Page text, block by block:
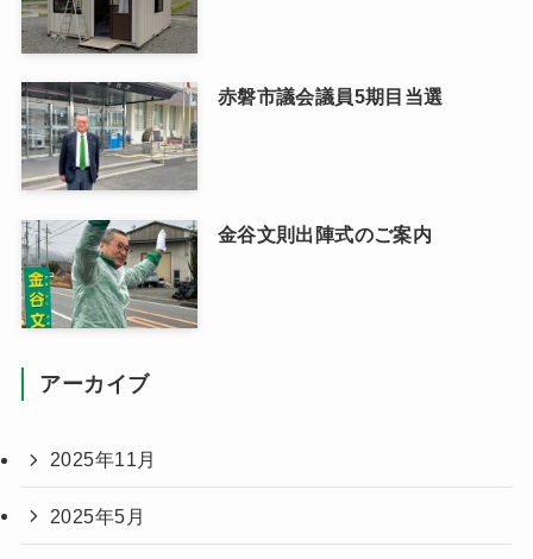
赤磐市議会議員5期目当選
金谷文則出陣式のご案内
アーカイブ
2025年11月
2025年5月